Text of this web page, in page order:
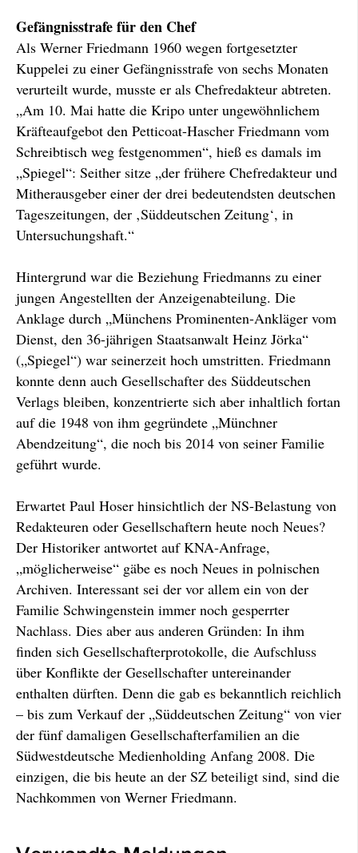
Gefängnisstrafe für den Chef
Als Werner Friedmann 1960 wegen fortgesetzter
Kuppelei zu einer Gefängnisstrafe von sechs Monaten
verurteilt wurde, musste er als Chefredakteur abtreten.
„Am 10. Mai hatte die Kripo unter ungewöhnlichem
Kräfteaufgebot den Petticoat-Hascher Friedmann vom
Schreibtisch weg festgenommen“, hieß es damals im
„Spiegel“: Seither sitze „der frühere Chefredakteur und
Mitherausgeber einer der drei bedeutendsten deutschen
Tageszeitungen, der ‚Süddeutschen Zeitung‘, in
Untersuchungshaft.“
Hintergrund war die Beziehung Friedmanns zu einer
jungen Angestellten der Anzeigenabteilung. Die
Anklage durch „Münchens Prominenten-Ankläger vom
Dienst, den 36-jährigen Staatsanwalt Heinz Jörka“
(„Spiegel“) war seinerzeit hoch umstritten. Friedmann
konnte denn auch Gesellschafter des Süddeutschen
Verlags bleiben, konzentrierte sich aber inhaltlich fortan
auf die 1948 von ihm gegründete „Münchner
Abendzeitung“, die noch bis 2014 von seiner Familie
geführt wurde.
Erwartet Paul Hoser hinsichtlich der NS-Belastung von
Redakteuren oder Gesellschaftern heute noch Neues?
Der Historiker antwortet auf KNA-Anfrage,
„möglicherweise“ gäbe es noch Neues in polnischen
Archiven. Interessant sei der vor allem ein von der
Familie Schwingenstein immer noch gesperrter
Nachlass. Dies aber aus anderen Gründen: In ihm
finden sich Gesellschafterprotokolle, die Aufschluss
über Konflikte der Gesellschafter untereinander
enthalten dürften. Denn die gab es bekanntlich reichlich
– bis zum Verkauf der „Süddeutschen Zeitung“ von vier
der fünf damaligen Gesellschafterfamilien an die
Südwestdeutsche Medienholding Anfang 2008. Die
einzigen, die bis heute an der SZ beteiligt sind, sind die
Nachkommen von Werner Friedmann.